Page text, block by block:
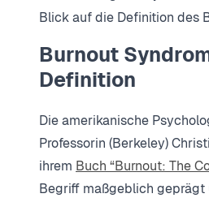
Blick auf die Definition des
Burnout
Definition
Die amerikanische
Professorin (Berkeley)
ihrem Buch “Burnout: The
Begriff maßgeblich geprägt